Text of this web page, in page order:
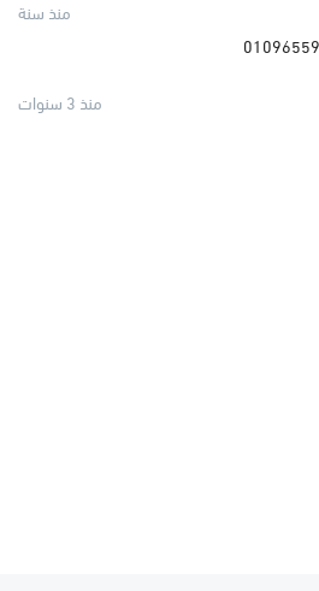
منذ سنة
منذ 3 سنوات